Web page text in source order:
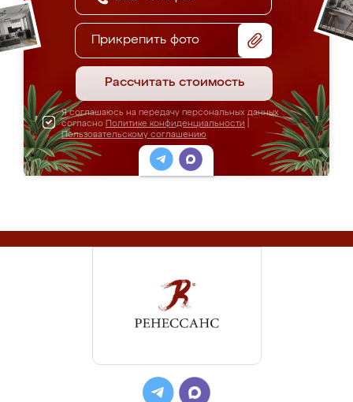
Прикрепить фото
Рассчитать стоимость
Я соглашаюсь на передачу персональных данных
согласно Политике конфиденциальности
Пользовательскому соглашению